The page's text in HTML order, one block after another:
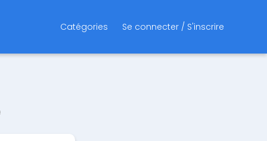
Catégories Se connecter / S'inscrire